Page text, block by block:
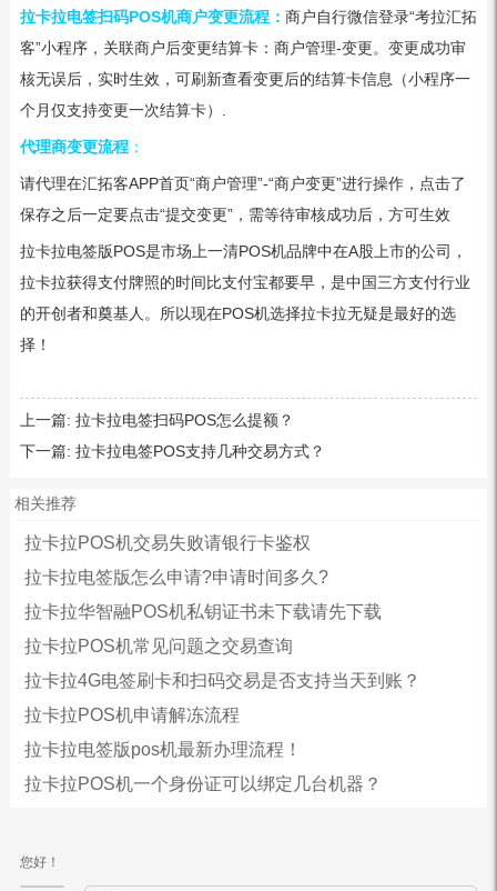
拉卡拉电签扫码POS机商户变更流程： 商户自行微信登录“考拉汇拓
客”小程序，关联商户后变更结算卡：商户管理-变更。变更成功审
核无误后，实时生效，可刷新查看变更后的结算卡信息（小程序一
个月仅支持变更一次结算卡）.
代理商变更流程：
请代理在汇拓客APP首页“商户管理”-“商户变更”进行操作，点击了
保存之后一定要点击“提交变更”，需等待审核成功后，方可生效
拉卡拉电签版POS是市场上一清POS机品牌中在A股上市的公司，
拉卡拉获得支付牌照的时间比支付宝都要早，是中国三方支付行业
的开创者和奠基人。所以现在POS机选择拉卡拉无疑是最好的选
择！
上一篇: 拉卡拉电签扫码POS怎么提额？
下一篇: 拉卡拉电签POS支持几种交易方式？
相关推荐
拉卡拉POS机交易失败请银行卡鉴权
拉卡拉电签版怎么申请?申请时间多久?
拉卡拉华智融POS机私钥证书未下载请先下载
拉卡拉POS机常见问题之交易查询
拉卡拉4G电签刷卡和扫码交易是否支持当天到账？
拉卡拉POS机申请解冻流程
拉卡拉电签版pos机最新办理流程！
拉卡拉POS机一个身份证可以绑定几台机器？
您好！